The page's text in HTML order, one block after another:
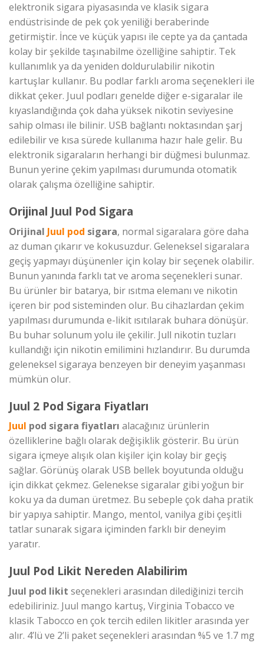
elektronik sigara piyasasında ve klasik sigara
endüstrisinde de pek çok yeniliği beraberinde
getirmiştir. İnce ve küçük yapısı ile cepte ya da çantada
kolay bir şekilde taşınabilme özelliğine sahiptir. Tek
kullanımlık ya da yeniden doldurulabilir nikotin
kartuşlar kullanır. Bu podlar farklı aroma seçenekleri ile
dikkat çeker. Juul podları genelde diğer e-sigaralar ile
kıyaslandığında çok daha yüksek nikotin seviyesine
sahip olması ile bilinir. USB bağlantı noktasından şarj
edilebilir ve kısa sürede kullanıma hazır hale gelir. Bu
elektronik sigaraların herhangi bir düğmesi bulunmaz.
Bunun yerine çekim yapılması durumunda otomatik
olarak çalışma özelliğine sahiptir.
Orijinal Juul Pod Sigara
Orijinal Juul pod sigara, normal sigaralara göre daha
az duman çıkarır ve kokusuzdur. Geleneksel sigaralara
geçiş yapmayı düşünenler için kolay bir seçenek olabilir.
Bunun yanında farklı tat ve aroma seçenekleri sunar.
Bu ürünler bir batarya, bir ısıtma elemanı ve nikotin
içeren bir pod sisteminden olur. Bu cihazlardan çekim
yapılması durumunda e-likit ısıtılarak buhara dönüşür.
Bu buhar solunum yolu ile çekilir. Jull nikotin tuzları
kullandığı için nikotin emilimini hızlandırır. Bu durumda
geleneksel sigaraya benzeyen bir deneyim yaşanması
mümkün olur.
Juul 2 Pod Sigara Fiyatları
Juul pod sigara fiyatları alacağınız ürünlerin
özelliklerine bağlı olarak değişiklik gösterir. Bu ürün
sigara içmeye alışık olan kişiler için kolay bir geçiş
sağlar. Görünüş olarak USB bellek boyutunda olduğu
için dikkat çekmez. Gelenekse sigaralar gibi yoğun bir
koku ya da duman üretmez. Bu sebeple çok daha pratik
bir yapıya sahiptir. Mango, mentol, vanilya gibi çeşitli
tatlar sunarak sigara içiminden farklı bir deneyim
yaratır.
Juul Pod Likit Nereden Alabilirim
Juul pod likit seçenekleri arasından dilediğinizi tercih
edebiliriniz. Juul mango kartuş, Virginia Tobacco ve
klasik Tabocco en çok tercih edilen likitler arasında yer
alır. 4’lü ve 2’li paket seçenekleri arasından %5 ve 1.7 mg